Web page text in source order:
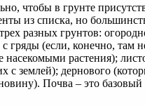
чтобы в грунте
из списка, но
разных грунтов:
с гряды (если, конечно, там
растения);
с землей); дернового
Почва – это базовый